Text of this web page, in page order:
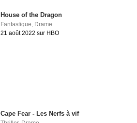
House of the Dragon
Fantastique, Drame
21 août 2022 sur HBO
Cape Fear - Les Nerfs à vif